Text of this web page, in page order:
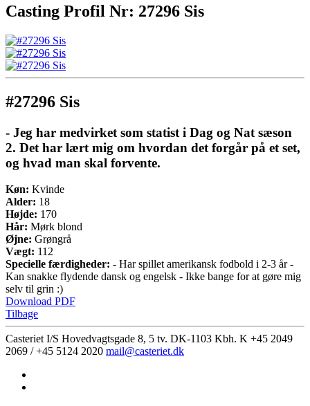
Casting Profil Nr: 27296 Sis
#27296 Sis
- Jeg har medvirket som statist i Dag og Nat sæson
2. Det har lært mig om hvordan det forgår på et set,
og hvad man skal forvente.
Køn: Kvinde
Alder: 18
Højde: 170
Hår: Mørk blond
Øjne: Grøngrå
Vægt: 112
Specielle færdigheder: - Har spillet amerikansk fodbold i 2-3 år -
Kan snakke flydende dansk og engelsk - Ikke bange for at gøre mig
selv til grin :)
Download PDF
Tilbage
Casteriet I/S Hovedvagtsgade 8, 5 tv. DK-1103 Kbh. K +45 2049
2069 / +45 5124 2020 mail@casteriet.dk